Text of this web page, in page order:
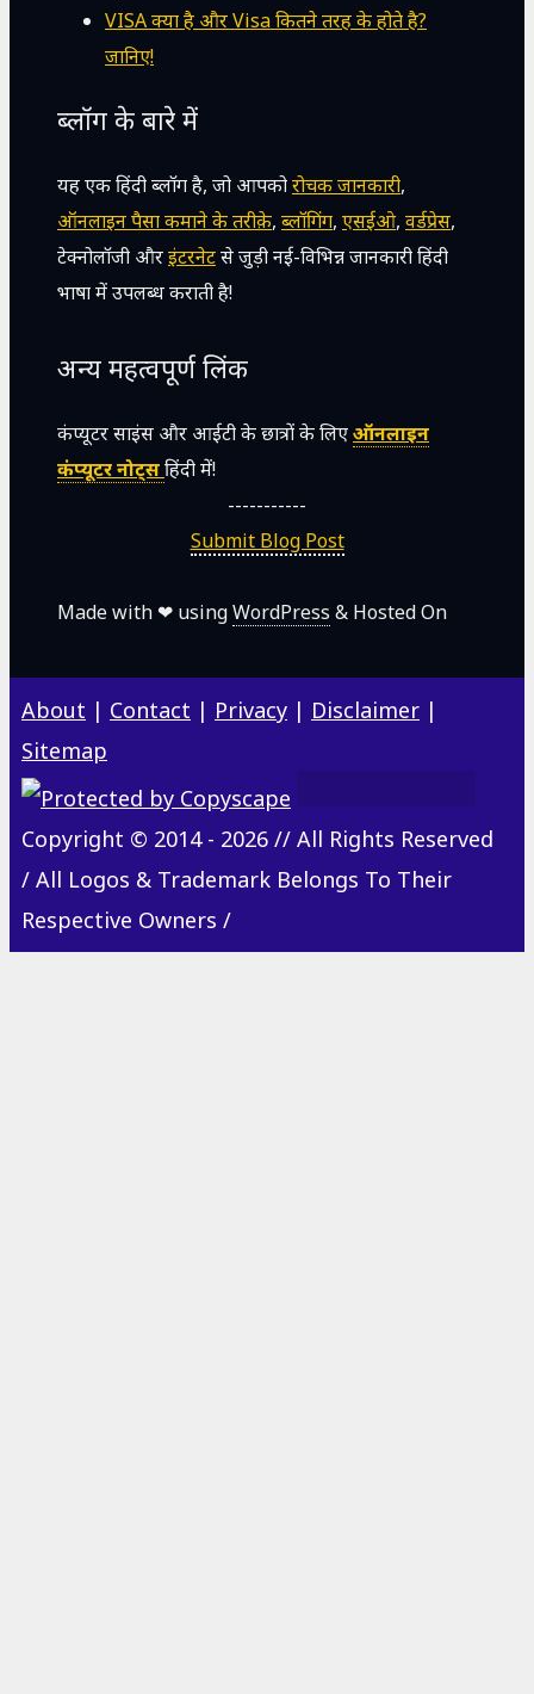
VISA क्या है और Visa कितने तरह के होते है?
जानिए!
ब्लॉग के बारे में
यह एक हिंदी ब्लॉग है, जो आपकोरोचक जानकारी,
ऑनलाइन पैसा कमाने के तरीक़े, ब्लॉगिंग, एसईओ, वर्डप्रेस,
टेक्नोलॉजी औरइंटरनेटसे जुड़ी नई-विभिन्न जानकारी हिंदी
भाषा में उपलब्ध कराती है!
अन्य महत्वपूर्ण लिंक
कंप्यूटर साइंस और आईटी के छात्रों के लिएऑनलाइन
कंप्यूटर नोट्सहिंदी में!
-----------
Submit Blog Post
Made with ❤ usingWordPress & Hosted On
About | Contact | Privacy | Disclaimer |
Sitemap
Copyright © 2014 - 2026 // All Rights Reserved
/ All Logos & Trademark Belongs To Their
Respective Owners /